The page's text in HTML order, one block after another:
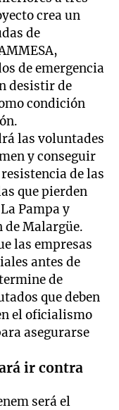
crea un
de
de emergencia
desistir de
condición
las voluntades
y conseguir
de las
que pierden
Pampa y
de Malargüe.
las empresas
antes de
de
que deben
el oficialismo
asegurarse
ir contra
será el